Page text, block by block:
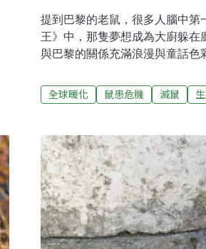
提到巴黎的老鼠，很多人腦中第
王》中，那隻夢想成為大廚躲
與巴黎的關係充滿浪漫與童話色
散步，常有機會看到體型大小不
個家族。對許多巴黎人來說，這
約400萬至600萬隻，巴黎市區
玩笑說：「巴黎一人可以養兩隻
全球暖化 鼠患危機 滅鼠